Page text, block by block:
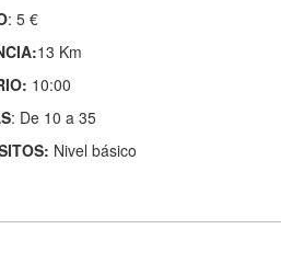
: 5 €
13 Km
10:00
: De 10 a 35
Nivel básico